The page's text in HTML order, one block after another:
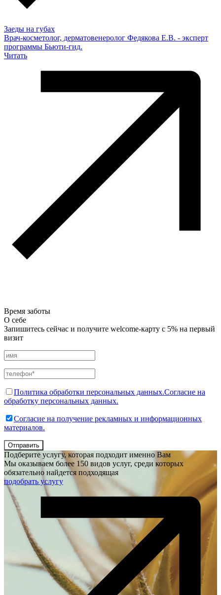
Заеды на губах
Врач-косметолог, дерматовенеролог Федякова Е.В. - эксперт
программы Бьюти-гид.
Читать
Время заботы
О себе
Запишитесь сейчас и получите welcome-карту с 5% на первый
визит
Политика обработки персональных данных.Согласие на
обработку персональных данных.
Согласие на получение рекламных и информационных
материалов.
Отправить
Подберите услугу, которая подходит именно Вам
Мы оказываем более 150 видов услуг, среди которых
обязательно найдется подходящая
подобрать услугу